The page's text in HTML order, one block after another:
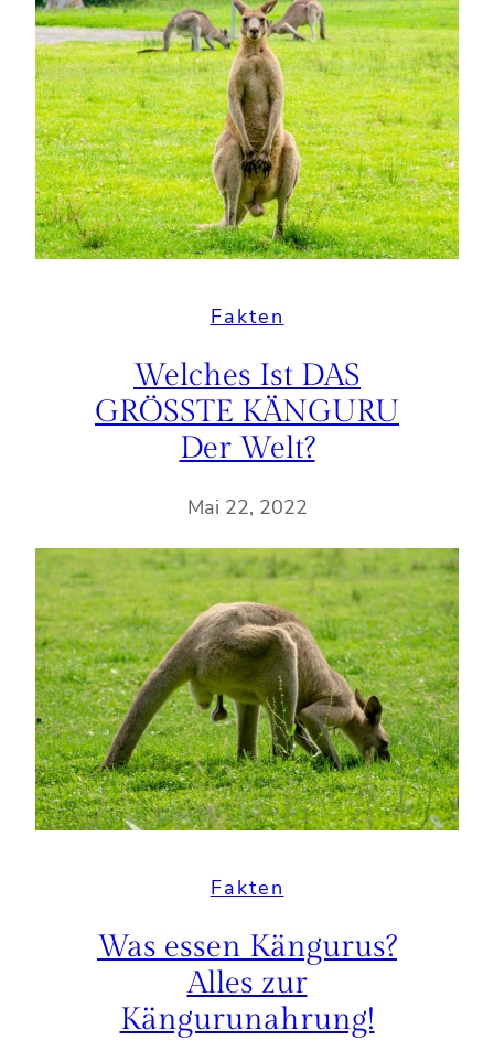
Fakten
Welches Ist DAS
GRÖSSTE KÄNGURU
Der Welt?
Mai 22, 2022
Fakten
Was essen Kängurus?
Alles zur
Kängurunahrung!